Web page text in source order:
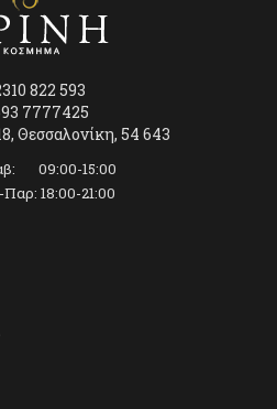
822 593
7777425
Θεσσαλονίκη, 54 643
09:00-15:00
18:00-21:00